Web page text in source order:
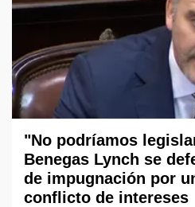
"No podríamos
Benegas Lynch se
de impugnación por
conflicto de intereses